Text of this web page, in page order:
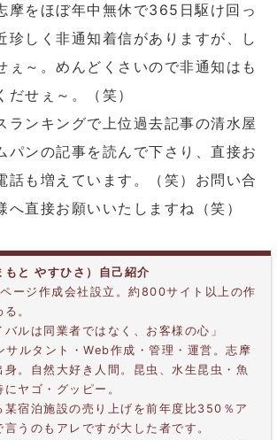
摩をほぼ年中無休で365日駆け回っ
珍しく非通知着信がありますが、し
ぇ～。めんどくさいので非通知はも
だせぇ～。（笑）
ランキングで上位過去記事の清水屋
パンの記事を読んで下さり、直接お
話も増えています。（笑）お問い合
へ直接お願いいたしますね（笑）
もと やすひさ）自己紹介
ージ作成会社設立。約800サイト以上の作
。
ルは同業者ではなく、お客様の心」
サルタント・Web作成・管理・運営。志摩
身。自然大好き人間。昆虫、水生昆虫・魚
ヤゴ・グッピー。
某宿泊施設の売り上げを前年度比350％ア
言うのもアレですが大した者です。